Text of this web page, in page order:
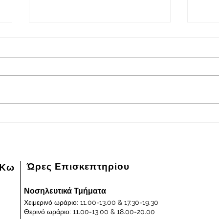
Πρόγραμμα εφημερευόντων
08/08/2026 και ημέρα Σάββατο
07/
Κω Ώρες Επισκεπτηρίου
Νοσηλευτικά Τμήματα
Χειμερινό ωράριο: 11.00-13.00 & 17.30-19.30
Θερινό ωράριο: 11.00-13.00 & 18.00-20.00